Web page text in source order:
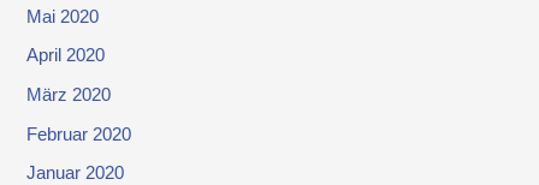
Mai 2020
April 2020
März 2020
Februar 2020
Januar 2020